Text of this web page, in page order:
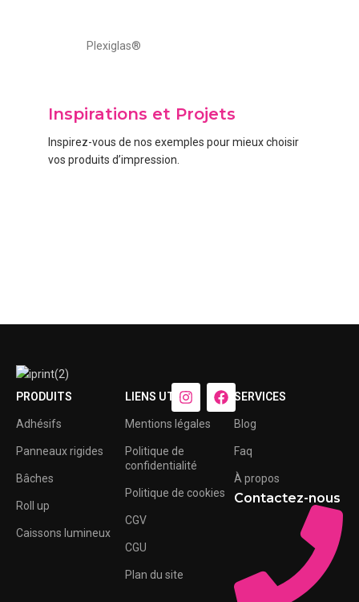
Plexiglas®
Inspirations et Projets
Inspirez-vous de nos exemples pour mieux choisir
vos produits d’impression.
PRODUITS
Adhésifs
Panneaux rigides
Bâches
Roll up
Caissons lumineux
LIENS UTILES
Mentions légales
Politique de
confidentialité
Politique de cookies
CGV
CGU
Plan du site
SERVICES
Blog
Faq
À propos
Contactez-nous